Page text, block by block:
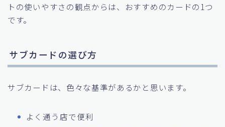
トの使いやすさの観点からは、おすすめのカードの1つ
です。
サブカードの選び方
サブカードは、色々な基準があるかと思います。
よく通う店で便利